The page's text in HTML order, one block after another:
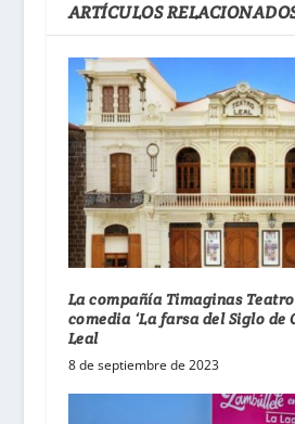
ARTÍCULOS
La compañía Timaginas
comedia ‘La farsa del Siglo de
Leal
8 de septiembre de 2023